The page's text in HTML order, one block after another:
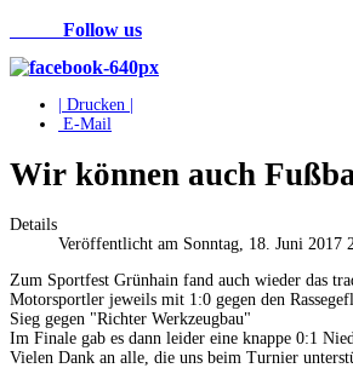
Follow us
| Drucken |
E-Mail
Wir können auch
Details
Veröffentlicht am Sonntag, 18. Juni 2017
Zum Sportfest Grünhain fand auch wieder das
Motorsportler jeweils mit 1:0 gegen den
Sieg gegen "Richter Werkzeugbau"
Im Finale gab es dann leider eine knappe 0:1
Vielen Dank an alle, die uns beim Turnier